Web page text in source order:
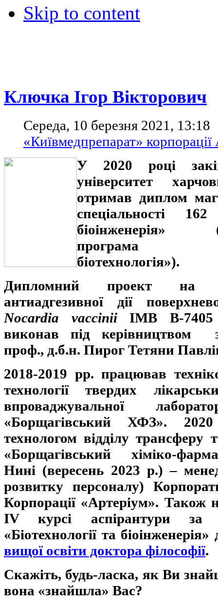
Skip to content
Ключка Ігор Вікторович
Середа, 10 березня 2021, 13:18
«Київмедпрепарат» корпорації
У 2020 році
університет
отримав диплом
спеціальності
біоінженерія»
програма
біотехнологія»).
Дипломний проект на
антиадгезивної дії
Nocardia vaсciniiІМВ В-7405
виконав під керівництвом
проф., д.б.н. Пирог Тетяни
2018-2019 рр. працював
технології твердих
впроваджувальної
«Борщагівський ХФЗ».
технологом відділу трансферу
«Борщагівський хіміко-
Нині (вересень 2023 р.)–
розвитку персоналу)
Корпорації «Артеріум». Також
IV курсі аспірантуриза
«Біотехнології та біоінженерія»
вищої освіти доктора філософії.
Скажіть, будь-ласка, як Ви
вона «знайшла» Вас?